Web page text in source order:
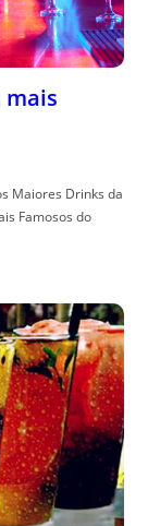
mais
Maiores Drinks da
Famosos do